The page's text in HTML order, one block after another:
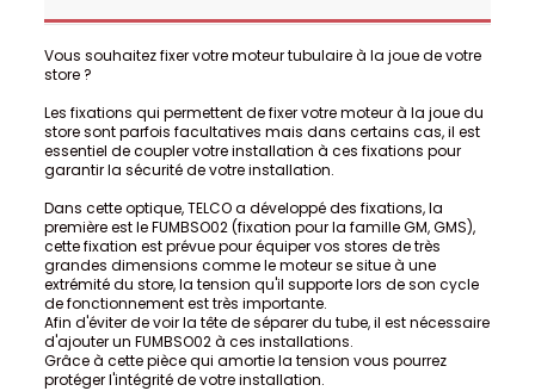
Vous souhaitez fixer votre moteur tubulaire à la joue de votre
store ?
Les fixations qui permettent de fixer votre moteur à la joue du
store sont parfois facultatives mais dans certains cas, il est
essentiel de coupler votre installation à ces fixations pour
garantir la sécurité de votre installation.
Dans cette optique, TELCO a développé des fixations, la
première est le FUMBSO02 (fixation pour la famille GM, GMS),
cette fixation est prévue pour équiper vos stores de très
grandes dimensions comme le moteur se situe à une
extrémité du store, la tension qu'il supporte lors de son cycle
de fonctionnement est très importante.
Afin d'éviter de voir la tête de séparer du tube, il est nécessaire
d'ajouter un FUMBSO02 à ces installations.
Grâce à cette pièce qui amortie la tension vous pourrez
protéger l'intégrité de votre installation.